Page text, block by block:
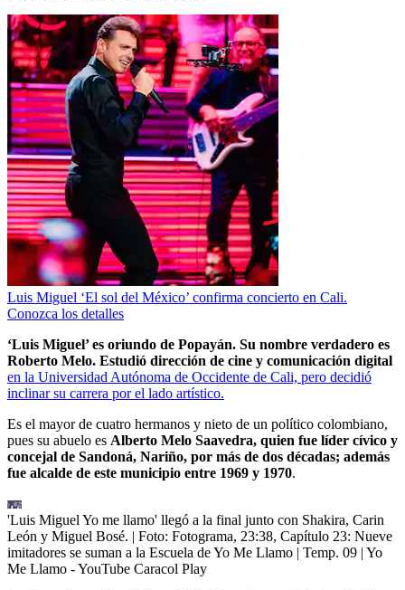
Luis Miguel ‘El sol del México’ confirma concierto en Cali.
Conozca los detalles
‘Luis Miguel’ es oriundo de Popayán. Su nombre verdadero es
Roberto Melo. Estudió dirección de cine y comunicación digital
en la Universidad Autónoma de Occidente de Cali, pero decidió
inclinar su carrera por el lado artístico.
Es el mayor de cuatro hermanos y nieto de un político colombiano,
pues su abuelo es Alberto Melo Saavedra, quien fue líder cívico y
concejal de Sandoná, Nariño, por más de dos décadas; además
fue alcalde de este municipio entre 1969 y 1970.
'Luis Miguel Yo me llamo' llegó a la final junto con Shakira, Carin
León y Miguel Bosé. | Foto: Fotograma, 23:38, Capítulo 23: Nueve
imitadores se suman a la Escuela de Yo Me Llamo | Temp. 09 | Yo
Me Llamo - YouTube Caracol Play